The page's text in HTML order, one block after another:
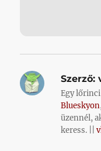
Szerző:
Egy
Blueskyon
üzennél,
keress. ||